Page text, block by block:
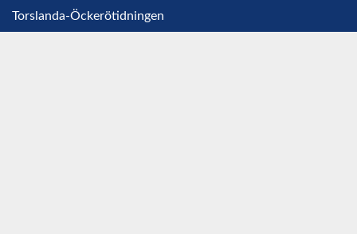
Torslanda-Öckerötidningen